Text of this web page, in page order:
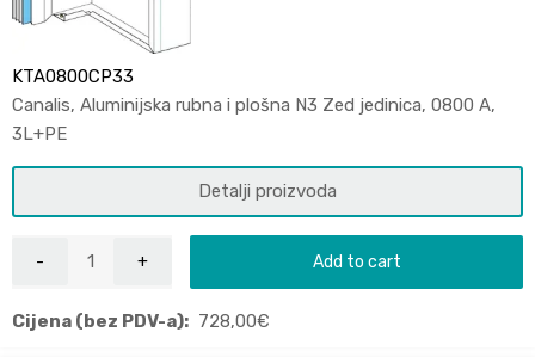
KTA0800CP33
Canalis, Aluminijska rubna i plošna N3 Zed jedinica, 0800 A,
3L+PE
Detalji proizvoda
Add to cart
Cijena (bez PDV-a): 728,00€